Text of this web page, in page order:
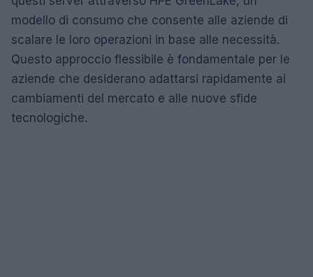
modello di consumo che consente alle aziende di
scalare le loro operazioni in base alle necessità.
Questo approccio flessibile è fondamentale per le
aziende che desiderano adattarsi rapidamente ai
cambiamenti del mercato e alle nuove sfide
tecnologiche.